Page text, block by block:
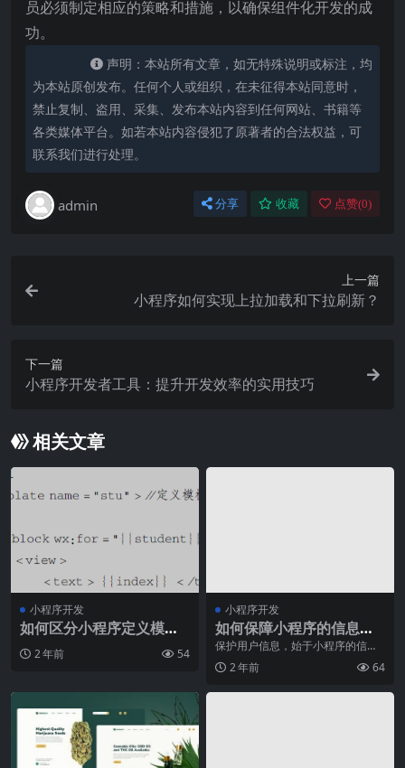
员必须制定相应的策略和措施，以确保组件化开发的成
功。
声明：本站所有文章，如无特殊说明或标注，均
为本站原创发布。任何个人或组织，在未征得本站同意时，
禁止复制、盗用、采集、发布本站内容到任何网站、书籍等
各类媒体平台。如若本站内容侵犯了原著者的合法权益，可
联系我们进行处理。
admin 分享 收藏 点赞(0)
上一篇
小程序如何实现上拉加载和下拉刷新？
下一篇
小程序开发者工具：提升开发效率的实用技巧
相关文章
小程序开发
如何区分小程序定义模板
和调用模板开发应用中的
方式2 年前 54
小程序开发
如何保障小程序的信息安
全？
保护用户信息，始于小程序的信息
安全如今，随着科技的高速发展，
我们的生活方式也发生
2 年前 64